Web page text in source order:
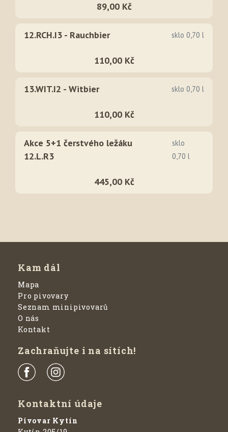
89,00 Kč
12.RCH.I3 - Rauchbier sklo 0,70 l
110,00 Kč
13.WIT.I2 - Witbier sklo 0,70 l
110,00 Kč
Akce 5+1 čerstvého ležáku
12.L.R3
sklo
0,70 l
445,00 Kč
Kam dál
Mapa
Pro pivovary
Seznam minipivovarů
O nás
Kontakt
Zachraňujte i na sítích!
Kontaktní údaje
Pivovar Kytín